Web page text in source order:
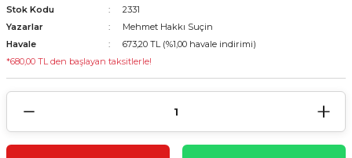
Stok Kodu
2331
Yazarlar
Mehmet Hakkı Suçin
Havale
673,20 TL (%1,00 havale indirimi)
*680,00 TL den başlayan taksitlerle!